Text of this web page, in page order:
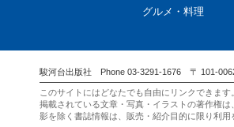
グルメ・料理
駿河台出版社 Phone 03-3291-1676 〒 101-
このサイトにはどなたでも自由にリンクできます。
掲載されている文章・写真・イラストの著作権
影を除く書誌情報は、販売・紹介目的に限り利用